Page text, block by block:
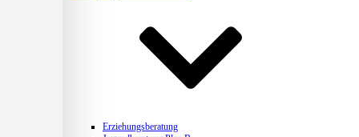
Erziehungsberatung